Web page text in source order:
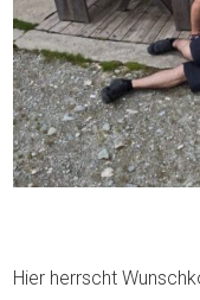
Hier herrscht